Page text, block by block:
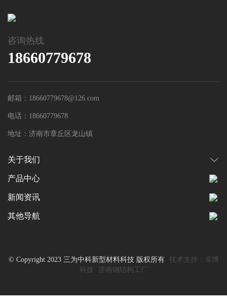
关于我们
产品中心
新闻资讯
其他导航
© Copyright 2023 三为中科新型材料科技 版权所有 技术支持：卓博
科技
济南钢结构工厂
咨询热线
18660779678
邮箱：18660779678@126.com
电话：18660779678
地址：济南市章丘区龙山镇